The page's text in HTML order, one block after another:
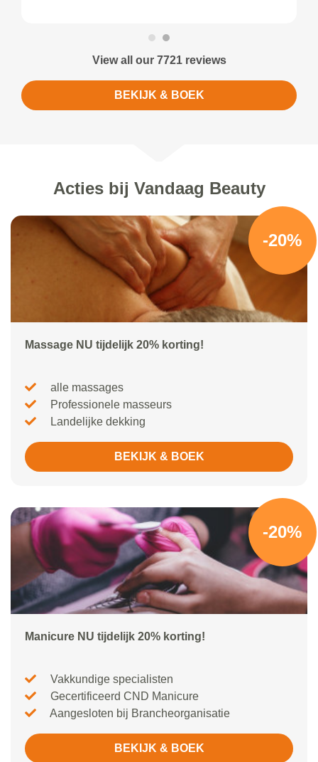
View all our 7721 reviews
BEKIJK & BOEK
Acties bij Vandaag Beauty
-20%
Massage NU tijdelijk 20% korting!
alle massages
Professionele masseurs
Landelijke dekking
BEKIJK & BOEK
-20%
Manicure NU tijdelijk 20% korting!
Vakkundige specialisten
Gecertificeerd CND Manicure
Aangesloten bij Brancheorganisatie
BEKIJK & BOEK